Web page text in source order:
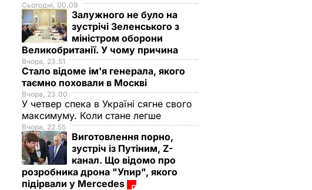
Сьогодні, 00.09
Залужного не було на
зустрічі Зеленського з
міністром оборони
Великобританії. У чому причина
Вчора, 23.51
Стало відоме ім'я генерала, якого
таємно поховали в Москві
Вчора, 23.00
У четвер спека в Україні сягне свого
максимуму. Коли стане легше
Вчора, 22.55
Виготовлення порно,
зустріч із Путіним, Z-
канал. Що відомо про
розробника дрона "Упир", якого
підірвали у Mercedes